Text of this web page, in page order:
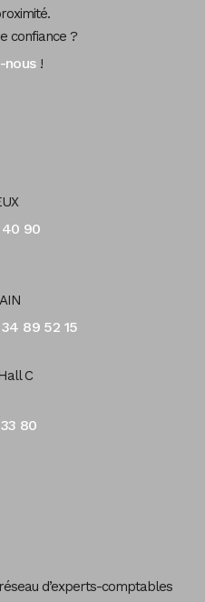
confiance ?
nous!
40 90
34 89 52 15
C
80
d’experts-comptables